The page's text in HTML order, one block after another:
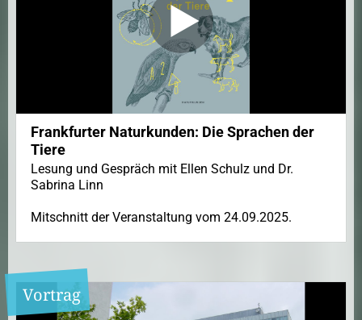
Frankfurter Naturkunden: Die Sprachen der
Tiere
Lesung und Gespräch mit Ellen Schulz und Dr.
Sabrina Linn
Mitschnitt der Veranstaltung vom 24.09.2025.
Vortrag